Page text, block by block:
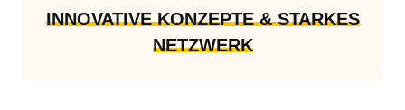
INNOVATIVE KONZEPTE & STARKES
NETZWERK